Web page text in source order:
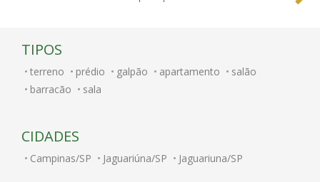
TIPOS
terreno prédio galpão apartamento
salão
barracão
sala
CIDADES
Campinas/SP Jaguariúna/SP Jaguariuna/SP